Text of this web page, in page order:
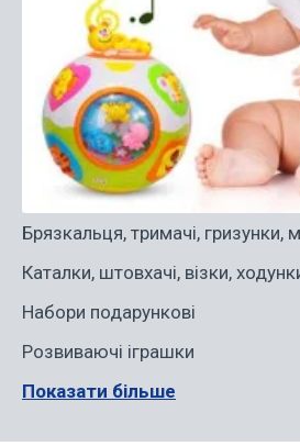
Брязкальця, тримачі, гризунки,
Каталки, штовхачі, візки,
Набори подарункові
Розвиваючі іграшки
Показати більше